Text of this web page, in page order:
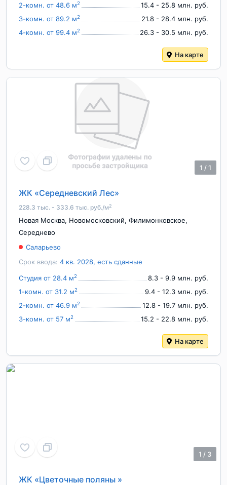
2-комн. от 48.6 м2
15.4 - 25.8 млн. руб.
3-комн. от 89.2 м2
21.8 - 28.4 млн. руб.
4-комн. от 99.4 м2 26.3 - 30.5 млн. руб.
На карте
1 /1
ЖК «Середневский Лес»
228.3 тыс. - 333.6 тыс. руб./м2
Новая Москва, Новомосковский, Филимонковское,
Середнево
Срок ввода: 4 кв. 2028, есть сданные
Саларьево
Студия от 28.4 м2
8.3 - 9.9 млн. руб.
1-комн. от 31.2 м2
9.4 - 12.3 млн. руб.
2-комн. от 46.9 м2
12.8 - 19.7 млн. руб.
3-комн. от 57 м2 15.2 - 22.8 млн. руб.
На карте
1 / 3
ЖК «Цветочные поляны »